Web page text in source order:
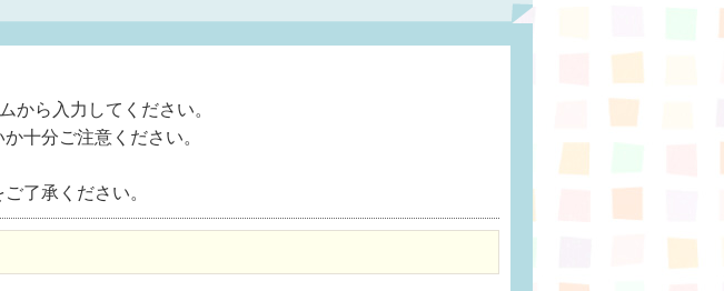
から入力してください。
十分ご注意ください。
了承ください。